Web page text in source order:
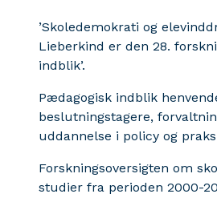
’Skoledemokrati og
Lieberkind er den 28.
indblik’.
Pædagogisk indblik
beslutningstagere,
uddannelse i policy og
Forskningsoversigten om
studier fra perioden 2000-